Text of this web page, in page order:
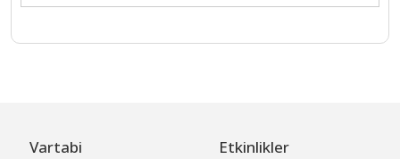
Vartabi Etkinlikler